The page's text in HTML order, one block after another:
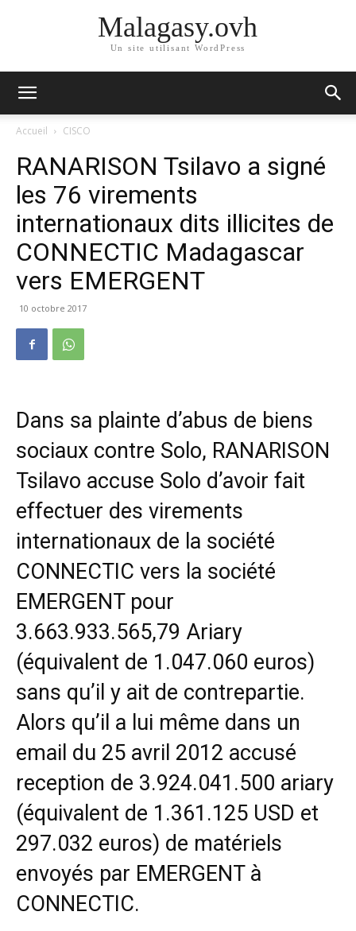
Malagasy.ovh
Un site utilisant WordPress
Accueil CISCO
RANARISON Tsilavo a signé
les 76 virements
internationaux dits illicites de
CONNECTIC Madagascar
vers EMERGENT
10 octobre 2017
Dans sa plainte d’abus de biens
sociaux contre Solo, RANARISON
Tsilavo accuse Solo d’avoir fait
effectuer des virements
internationaux de la société
CONNECTIC vers la société
EMERGENT pour
3.663.933.565,79 Ariary
(équivalent de 1.047.060 euros)
sans qu’il y ait de contrepartie.
Alors qu’il a lui même dans un
email du 25 avril 2012 accusé
reception de 3.924.041.500 ariary
(équivalent de 1.361.125 USD et
297.032 euros) de matériels
envoyés par EMERGENT à
CONNECTIC.